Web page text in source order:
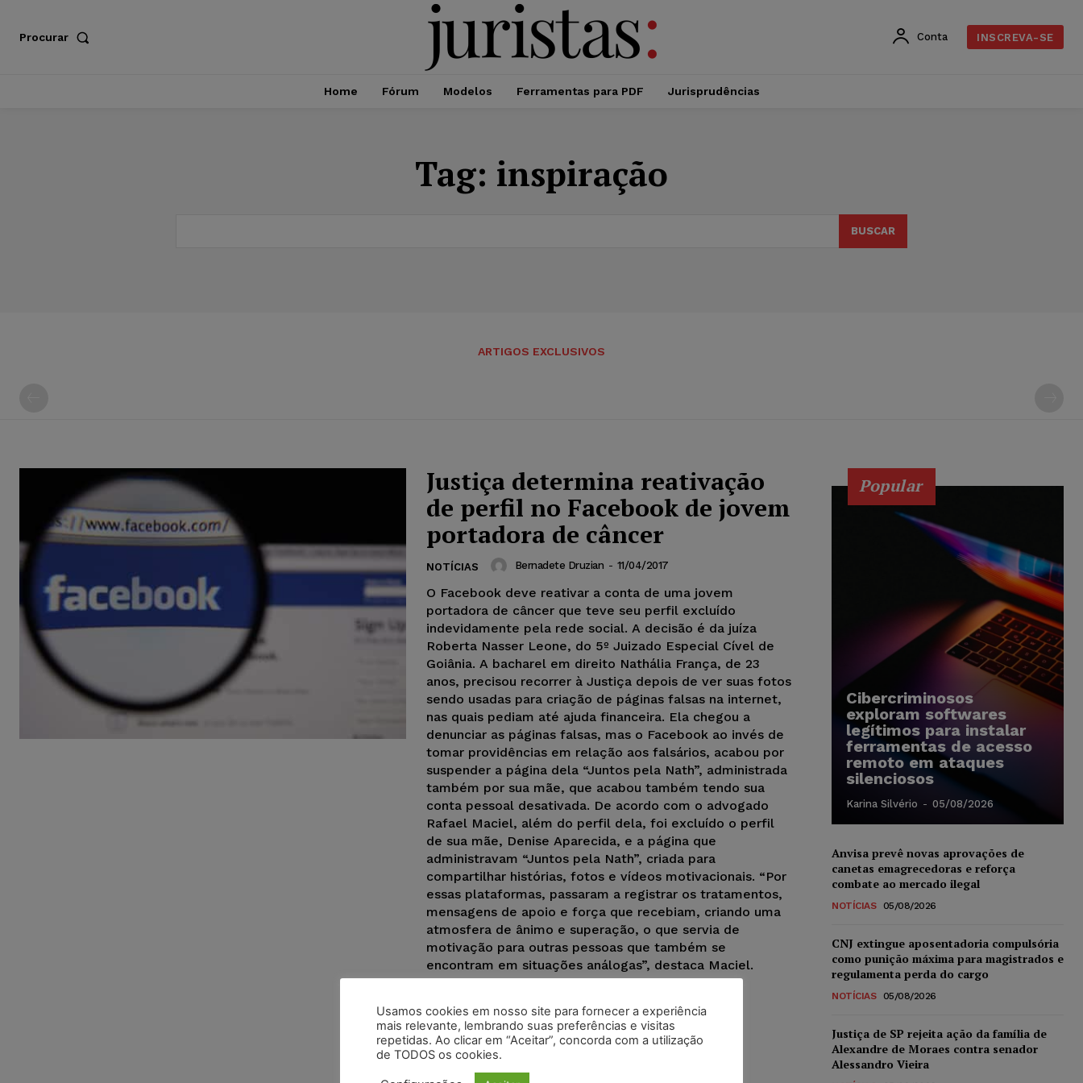
Procurar Conta INSCREVA-SE
Home Fórum Modelos Ferramentas para PDF Jurisprudências
Tag: inspiração
BUSCAR
ARTIGOS EXCLUSIVOS
Justiça determina reativação
de perfil no Facebook de jovem
portadora de câncer
NOTÍCIAS Bernadete Druzian - 11/04/2017
O Facebook deve reativar a conta de uma jovem
portadora de câncer que teve seu perfil excluído
indevidamente pela rede social. A decisão é da juíza
Roberta Nasser Leone, do 5º Juizado Especial Cível de
Goiânia. A bacharel em direito Nathália França, de 23
anos, precisou recorrer à Justiça depois de ver suas fotos
sendo usadas para criação de páginas falsas na internet,
nas quais pediam até ajuda financeira. Ela chegou a
denunciar as páginas falsas, mas o Facebook ao invés de
tomar providências em relação aos falsários, acabou por
suspender a página dela “Juntos pela Nath”, administrada
também por sua mãe, que acabou também tendo sua
conta pessoal desativada. De acordo com o advogado
Rafael Maciel, além do perfil dela, foi excluído o perfil
de sua mãe, Denise Aparecida, e a página que
administravam “Juntos pela Nath”, criada para
compartilhar histórias, fotos e vídeos motivacionais. “Por
essas plataformas, passaram a registrar os tratamentos,
mensagens de apoio e força que recebiam, criando uma
atmosfera de ânimo e superação, o que servia de
motivação para outras pessoas que também se
encontram em situações análogas”, destaca Maciel.
Popular
Cibercriminosos
exploram softwares
legítimos para instalar
ferramentas de acesso
remoto em ataques
silenciosos
Karina Silvério - 05/08/2026
Anvisa prevê novas aprovações de
canetas emagrecedoras e reforça
combate ao mercado ilegal
NOTÍCIAS 05/08/2026
CNJ extingue aposentadoria compulsória
como punição máxima para magistrados e
regulamenta perda do cargo
NOTÍCIAS 05/08/2026
Justiça de SP rejeita ação da família de
Alexandre de Moraes contra senador
Alessandro Vieira
Usamos cookies em nosso site para fornecer a experiência
mais relevante, lembrando suas preferências e visitas
repetidas. Ao clicar em “Aceitar”, concorda com a utilização
de TODOS os cookies.